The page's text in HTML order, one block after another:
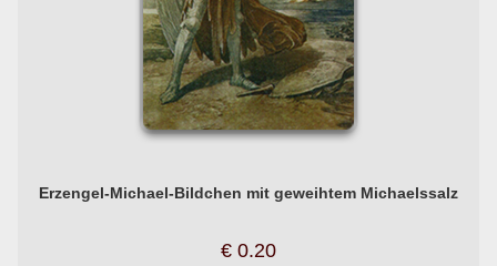
Erzengel-Michael-Bildchen mit geweihtem Michaelssalz
€ 0.20